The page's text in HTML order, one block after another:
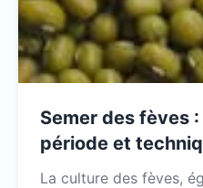
Semer des fèves
période et
La culture des fèves,